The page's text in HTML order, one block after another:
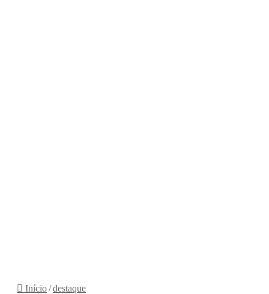
Início/destaque